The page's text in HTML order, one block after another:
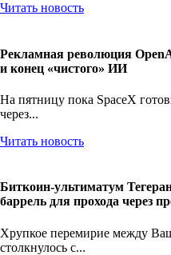
Читать новость
Рекламная революция
и конец «чистого» ИИ
На пятницу пока SpaceX
через...
Читать новость
Биткоин-ультиматум
баррель для прохода через
Хрупкое перемирие между
столкнулось с...